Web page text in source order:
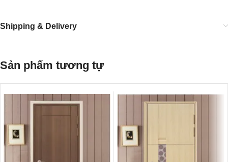
Shipping & Delivery
Sản phẩm tương tự